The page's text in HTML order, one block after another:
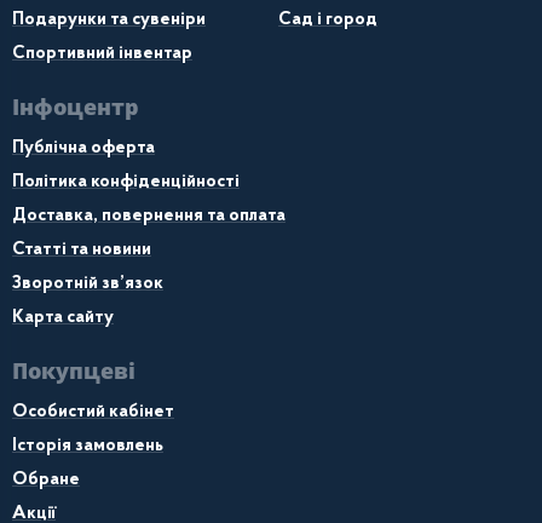
Подарунки та сувеніри
Сад і город
Спортивний інвентар
Інфоцентр
Публічна оферта
Політика конфіденційності
Доставка, повернення та оплата
Статті та новини
Зворотній зв’язок
Карта сайту
Покупцеві
Особистий кабінет
Історія замовлень
Обране
Акції